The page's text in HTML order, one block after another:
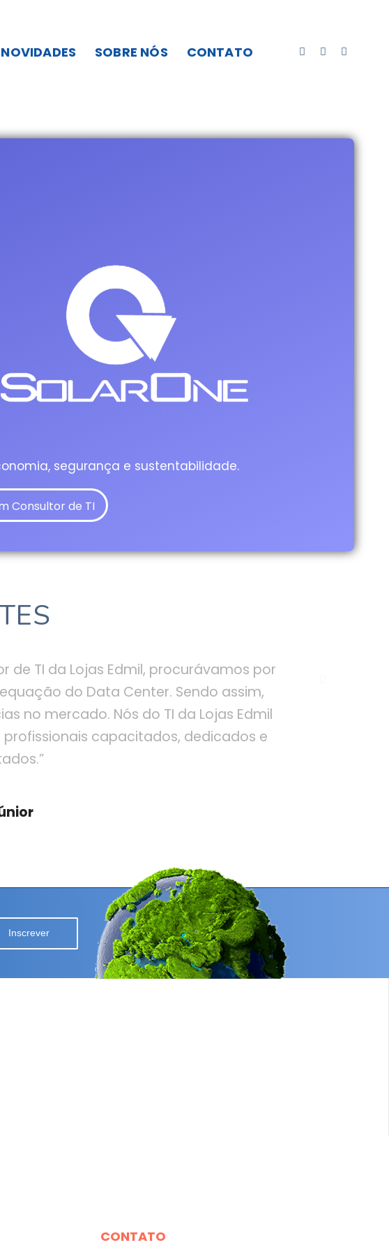
NOVIDADES SOBRE NÓS CONTATO
segurança e sustentabilidade.
Consultor de TI
TI da Lojas Edmil, procurávamos por
do Data Center. Sendo assim,
no mercado. Nós do TI da Lojas Edmil
capacitados, dedicados e
Próximo
CONTATO